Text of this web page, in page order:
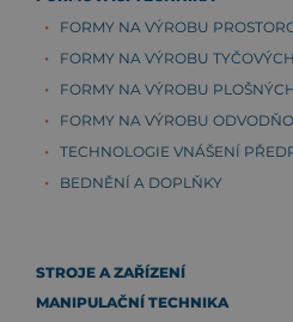
FORMY NA VÝROBU
FORMY NA VÝROBU
FORMY NA VÝROBU
FORMY NA VÝROBU
TECHNOLOGIE VNÁŠENÍ
BEDNĚNÍ A DOPLŇKY
STROJE A ZAŘÍZENÍ
MANIPULAČNÍ TECHNIKA